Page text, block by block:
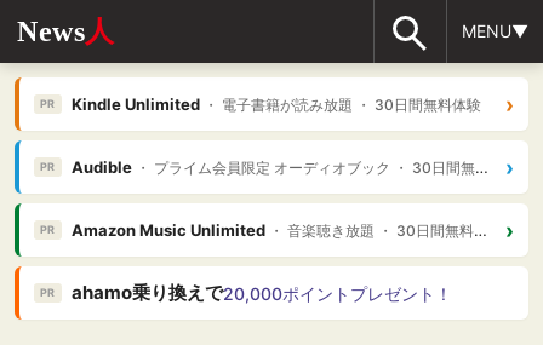
News人 MENU▼
PR Kindle Unlimited・ 電子書籍が読み放題 ・ 30日間無料体験 ›
PR Audible・ プライム会員限定 オーディオブック ・ 30日間無料体験 ›
PR Amazon Music Unlimited・ 音楽聴き放題 ・ 30日間無料体験 ›
PR ahamo乗り換えで20,000ポイントプレゼント！